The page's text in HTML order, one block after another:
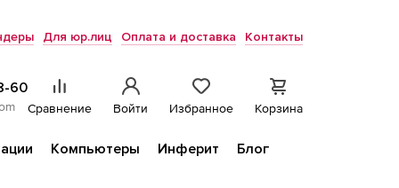
Для юр.лиц Оплата и доставка Контакты
60
Сравнение Войти Избранное Корзина
Компьютеры Инферит
Блог